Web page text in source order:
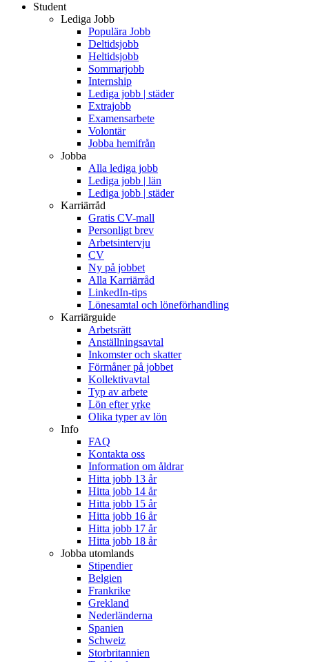
Student
Lediga Jobb
Populära Jobb
Deltidsjobb
Heltidsjobb
Sommarjobb
Internship
Lediga jobb | städer
Extrajobb
Examensarbete
Volontär
Jobba hemifrån
Jobba
Alla lediga jobb
Lediga jobb | län
Lediga jobb | städer
Karriärråd
Gratis CV-mall
Personligt brev
Arbetsintervju
CV
Ny på jobbet
Alla Karriärråd
LinkedIn-tips
Lönesamtal och löneförhandling
Karriärguide
Arbetsrätt
Anställningsavtal
Inkomster och skatter
Förmåner på jobbet
Kollektivavtal
Typ av arbete
Lön efter yrke
Olika typer av lön
Info
FAQ
Kontakta oss
Information om åldrar
Hitta jobb 13 år
Hitta jobb 14 år
Hitta jobb 15 år
Hitta jobb 16 år
Hitta jobb 17 år
Hitta jobb 18 år
Jobba utomlands
Stipendier
Belgien
Frankrike
Grekland
Nederländerna
Spanien
Schweiz
Storbritannien